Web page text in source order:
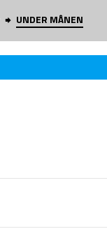
UNDER MÅNEN